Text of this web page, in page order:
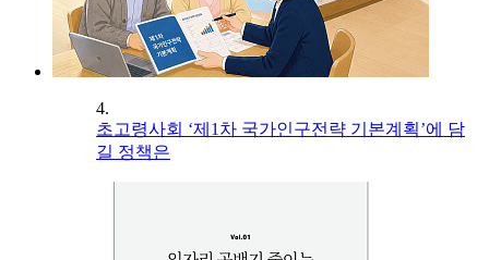
4.
초고령사회 ‘제1차 국가인구전략 기본계획’에 담
길 정책은